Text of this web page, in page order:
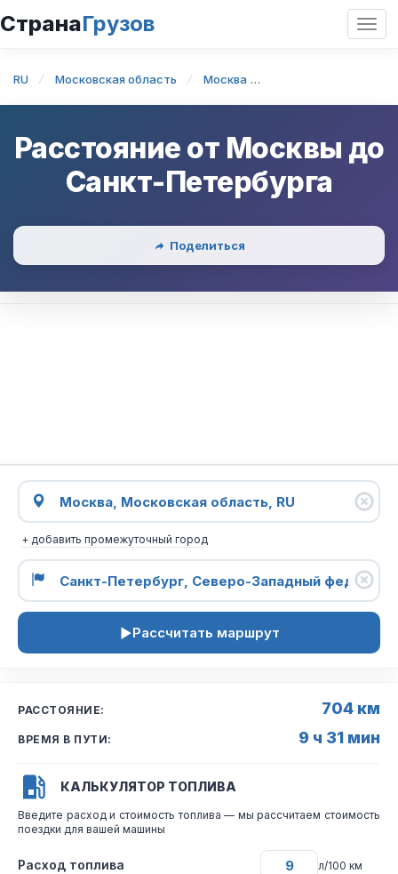
СтранаГрузов
RU Московская область Москва
Расстояние от Москвы до
Санкт-Петербурга
Поделиться
+ добавить промежуточный город
Рассчитать маршрут
РАССТОЯНИЕ: 704 км
ВРЕМЯ В ПУТИ: 9 ч 31 мин
КАЛЬКУЛЯТОР ТОПЛИВА
Введите расход и стоимость топлива — мы рассчитаем стоимость
поездки для вашей машины
Расход топлива л/100 км